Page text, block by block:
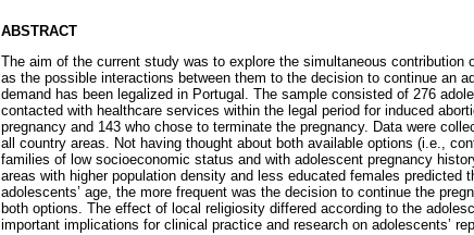
ABSTRACT
The aim of the current study was to explore the simultaneous contribution
as the possible interactions between them to the decision to continue an
demand has been legalized in Portugal. The sample consisted of 276
contacted with healthcare services within the legal period for induced
pregnancy and 143 who chose to terminate the pregnancy. Data were
all country areas. Not having thought about both available options (i.e.,
families of low socioeconomic status and with adolescent pregnancy
areas with higher population density and less educated females predicted
adolescents’ age, the more frequent was the decision to continue the
both options. The effect of local religiosity differed according to the
important implications for clinical practice and research on adolescents’